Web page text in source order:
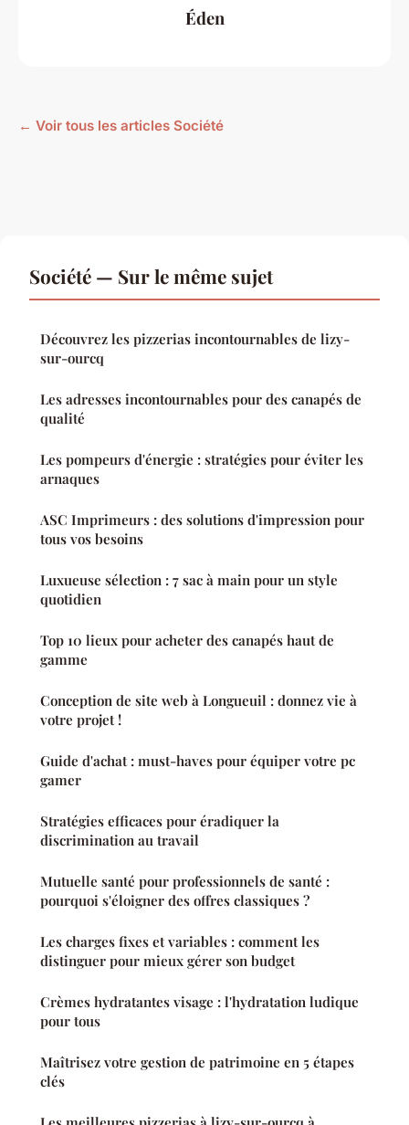
Éden
← Voir tous les articles Société
Société — Sur le même sujet
Découvrez les pizzerias incontournables de lizy-
sur-ourcq
Les adresses incontournables pour des canapés de
qualité
Les pompeurs d'énergie : stratégies pour éviter les
arnaques
ASC Imprimeurs : des solutions d'impression pour
tous vos besoins
Luxueuse sélection : 7 sac à main pour un style
quotidien
Top 10 lieux pour acheter des canapés haut de
gamme
Conception de site web à Longueuil : donnez vie à
votre projet !
Guide d'achat : must-haves pour équiper votre pc
gamer
Stratégies efficaces pour éradiquer la
discrimination au travail
Mutuelle santé pour professionnels de santé :
pourquoi s'éloigner des offres classiques ?
Les charges fixes et variables : comment les
distinguer pour mieux gérer son budget
Crèmes hydratantes visage : l'hydratation ludique
pour tous
Maîtrisez votre gestion de patrimoine en 5 étapes
clés